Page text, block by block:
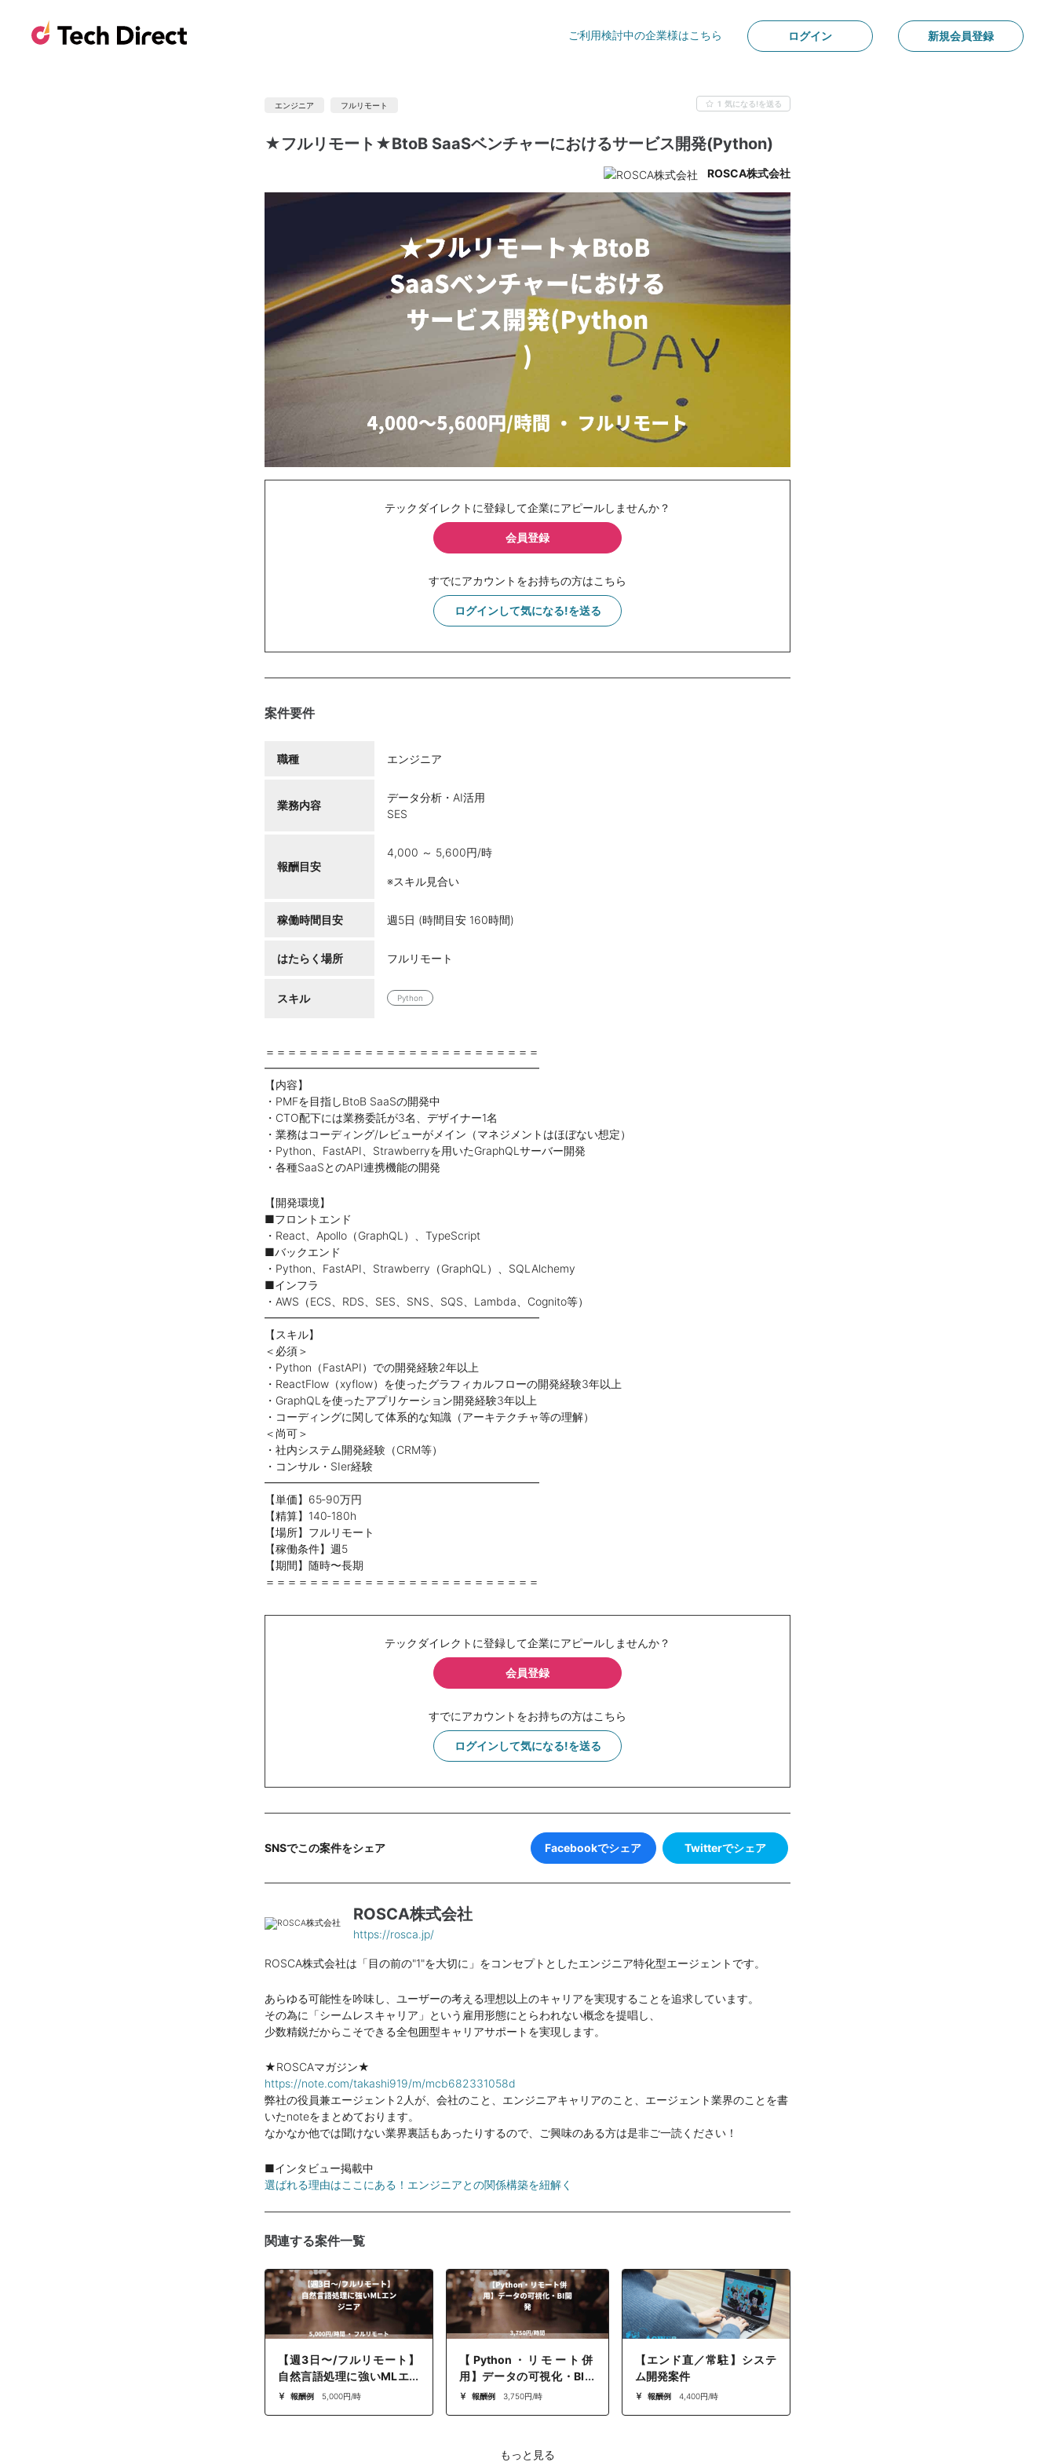
ご利用検討中の企業様はこちら ログイン 新規会員登録
エンジニア フルリモート 1 気になる!を送る
★フルリモート★BtoB SaaSベンチャーにおけるサービス開発(Python)
ROSCA株式会社
テックダイレクトに登録して企業にアピールしませんか？
会員登録
すでにアカウントをお持ちの方はこちら
ログインして気になる!を送る
案件要件
職種 エンジニア
業務内容
データ分析・AI活用
SES
報酬目安
4,000 ～ 5,600円/時
※スキル見合い
稼働時間目安 週5日 (時間目安 160時間)
はたらく場所 フルリモート
スキル Python
＝＝＝＝＝＝＝＝＝＝＝＝＝＝＝＝＝＝＝＝＝＝＝＝＝
━━━━━━━━━━━━━━━━━━━━━━━━━
【内容】
・PMFを目指しBtoB SaaSの開発中
・CTO配下には業務委託が3名、デザイナー1名
・業務はコーディング/レビューがメイン（マネジメントはほぼない想定）
・Python、FastAPI、Strawberryを用いたGraphQLサーバー開発
・各種SaaSとのAPI連携機能の開発
【開発環境】
■フロントエンド
・React、Apollo（GraphQL）、TypeScript
■バックエンド
・Python、FastAPI、Strawberry（GraphQL）、SQLAlchemy
■インフラ
・AWS（ECS、RDS、SES、SNS、SQS、Lambda、Cognito等）
━━━━━━━━━━━━━━━━━━━━━━━━━
【スキル】
＜必須＞
・Python（FastAPI）での開発経験2年以上
・ReactFlow（xyflow）を使ったグラフィカルフローの開発経験3年以上
・GraphQLを使ったアプリケーション開発経験3年以上
・コーディングに関して体系的な知識（アーキテクチャ等の理解）
＜尚可＞
・社内システム開発経験（CRM等）
・コンサル・SIer経験
━━━━━━━━━━━━━━━━━━━━━━━━━
【単価】65‐90万円
【精算】140‐180h
【場所】フルリモート
【稼働条件】週5
【期間】随時〜長期
＝＝＝＝＝＝＝＝＝＝＝＝＝＝＝＝＝＝＝＝＝＝＝＝＝
テックダイレクトに登録して企業にアピールしませんか？
会員登録
すでにアカウントをお持ちの方はこちら
ログインして気になる!を送る
SNSでこの案件をシェア Facebookでシェア Twitterでシェア
ROSCA株式会社
https://rosca.jp/
ROSCA株式会社は「目の前の"1"を大切に」をコンセプトとしたエンジニア特化型エージェントです。
あらゆる可能性を吟味し、ユーザーの考える理想以上のキャリアを実現することを追求しています。
その為に「シームレスキャリア」という雇用形態にとらわれない概念を提唱し、
少数精鋭だからこそできる全包囲型キャリアサポートを実現します。
★ROSCAマガジン★
https://note.com/takashi919/m/mcb682331058d
弊社の役員兼エージェント2人が、会社のこと、エンジニアキャリアのこと、エージェント業界のことを書
いたnoteをまとめております。
なかなか他では聞けない業界裏話もあったりするので、ご興味のある方は是非ご一読ください！
■インタビュー掲載中
選ばれる理由はここにある！エンジニアとの関係構築を紐解く
関連する案件一覧
【週3日〜/フルリモート】
自然言語処理に強いMLエン
ジニア
報酬例 5,000円/時
【Python・リモート併
用】データの可視化・BI開
発
報酬例 3,750円/時
【エンド直／常駐】システ
ム開発案件
報酬例 4,400円/時
もっと見る